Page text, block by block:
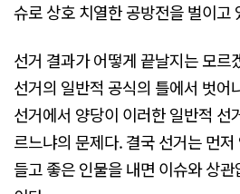
슈로 상호 치열한 공방전을 벌이고
선거 결과가 어떻게 끝날지는 모르
선거의 일반적 공식의 틀에서 벗어
선거에서 양당이 이러한 일반적 선
르느냐의 문제다. 결국 선거는 먼
들고 좋은 인물을 내면 이슈와 상